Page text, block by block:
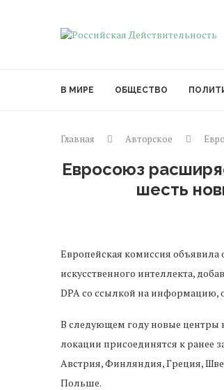
В МИРЕ ОБЩЕСТВО
Главная Авторское
Евросоюз
шесть
Европейская комиссия
искусственного интеллекта,
DPA со ссылкой на информацию,
В следующем году новые центры
локации присоединятся к ранее
Австрия, Финляндия, Греция,
Польше.